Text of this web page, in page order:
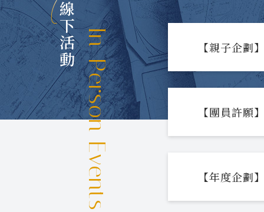
線下活動In-Person Events 【親子企劃
【團員許願
【年度企劃